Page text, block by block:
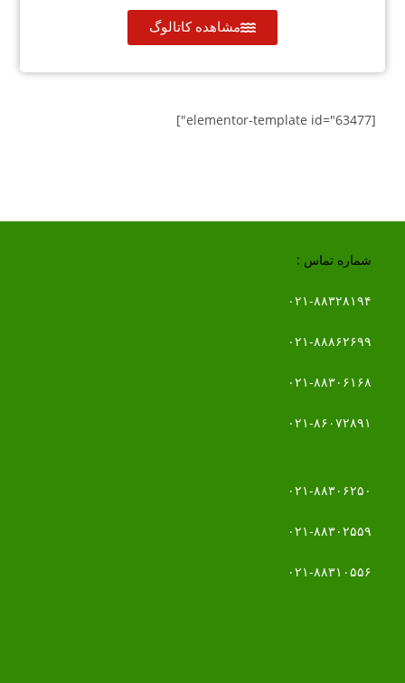
مشاهده کاتالوگ
[elementor-template id="63477"]
شماره تماس :
۰۲۱-۸۸۳۲۸۱۹۴
۰۲۱-۸۸۸۶۲۶۹۹
۰۲۱-۸۸۳۰۶۱۶۸
۰۲۱-۸۶۰۷۲۸۹۱
۰۲۱-۸۸۳۰۶۲۵۰
۰۲۱-۸۸۳۰۲۵۵۹
۰۲۱-۸۸۳۱۰۵۵۶